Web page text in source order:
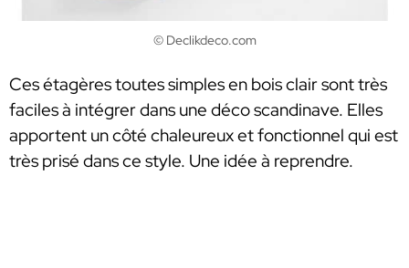
© Declikdeco.com
Ces étagères toutes simples en bois clair sont très
faciles à intégrer dans une déco scandinave. Elles
apportent un côté chaleureux et fonctionnel qui est
très prisé dans ce style. Une idée à reprendre.